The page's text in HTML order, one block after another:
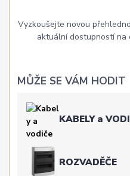
Vyzkoušejte novou
aktuální dostupností na
MŮŽE SE VÁM HODIT
KABELY a
ROZVADĚČE